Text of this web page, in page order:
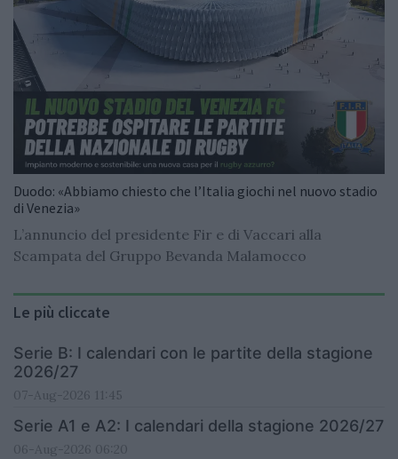
Duodo: «Abbiamo chiesto che l’Italia giochi nel nuovo stadio
di Venezia»
L’annuncio del presidente Fir e di Vaccari alla
Scampata del Gruppo Bevanda Malamocco
Le più cliccate
Serie B: I calendari con le partite della stagione
2026/27
07-Aug-2026 11:45
Serie A1 e A2: I calendari della stagione 2026/27
06-Aug-2026 06:20